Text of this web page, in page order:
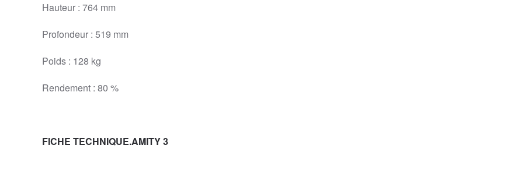
Hauteur : 764 mm
Profondeur : 519 mm
Poids : 128 kg
Rendement : 80 %
FICHE TECHNIQUE.AMITY 3